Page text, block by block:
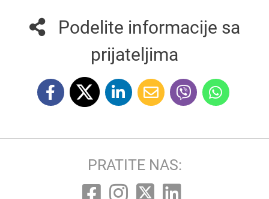
Podelite informacije sa
prijateljima
PRATITE NAS: